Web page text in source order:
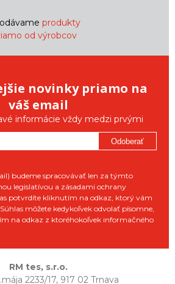
produkty
od výrobcov
novinky priamo na
váš email
informácie vždy medzi prvými
Odoberať
budeme spracovávať len za týmto
legislatívou a zásadami ochrany
potvrdíte kliknutím na odkaz, ktorý vám
môžete kedykoľvek odvolať písomne,
na odkaz z ktoréhokoľvek informačného
RM tes, s.r.o.
2233/17, 917 02 Trnava